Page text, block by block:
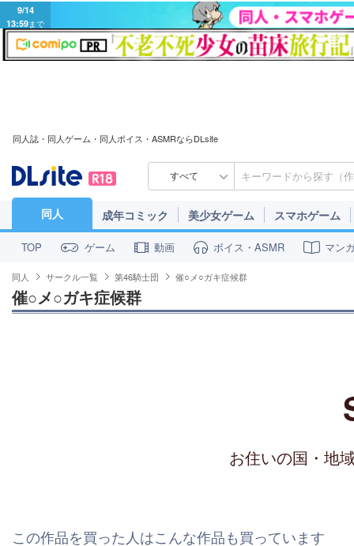
9/14
13:59まで
同人誌・同人ゲーム・同人ボイス・ASMRならDLsite
すべて
同人 成年コミック 美少女ゲーム スマホゲーム
TOP ゲーム 動画 ボイス・ASMR マン
同人 サークル一覧 第46騎士団 催○メ○ガキ症候群
催○メ○ガキ症候群
お住いの国・地
この作品を買った人はこんな作品も買っています